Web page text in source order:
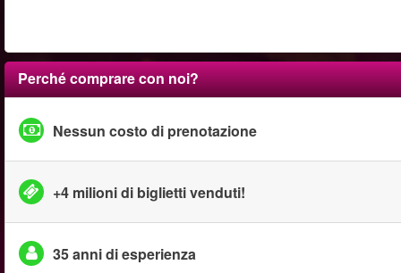
Perché comprare con noi?
Nessun costo di prenotazione
+4 milioni di biglietti venduti!
35 anni di esperienza